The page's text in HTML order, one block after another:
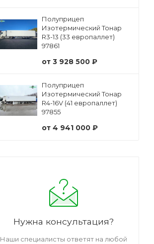
Полуприцеп
Изотермический Тонар
R3-13 (33 европаллет)
97861
от 3 928 500 ₽
Полуприцеп
Изотермический Тонар
R4-16V (41 европаллет)
97855
от 4 941 000 ₽
Нужна консультация?
Наши специалисты ответят на любой